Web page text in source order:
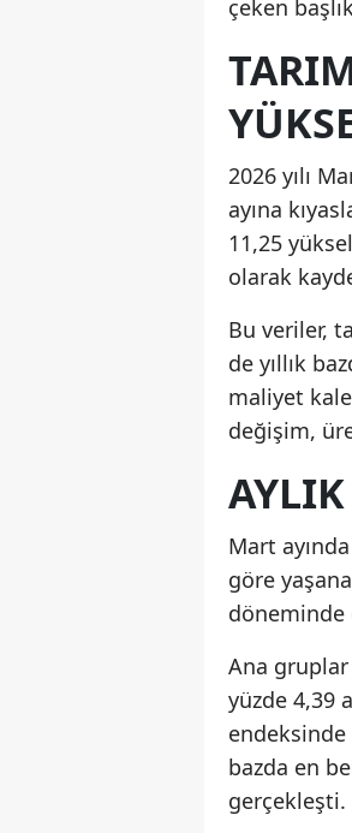
çeken
2026 yılı
ayına
11,25
olarak
Bu veriler,
de yıllık
maliyet
değişim,
Mart
göre
Ana
yüzde 4,39
endeksinde
bazda en
gerçekleşti.